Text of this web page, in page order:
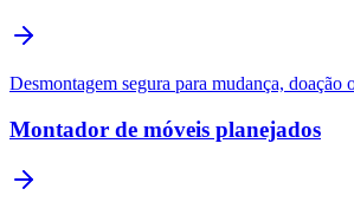
Desmontagem segura para mudança, doação
Montador de móveis planejados